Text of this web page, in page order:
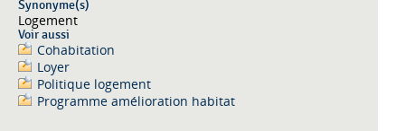
Synonyme(s)
Logement
Voir aussi
Cohabitation
Loyer
Politique logement
Programme amélioration habitat